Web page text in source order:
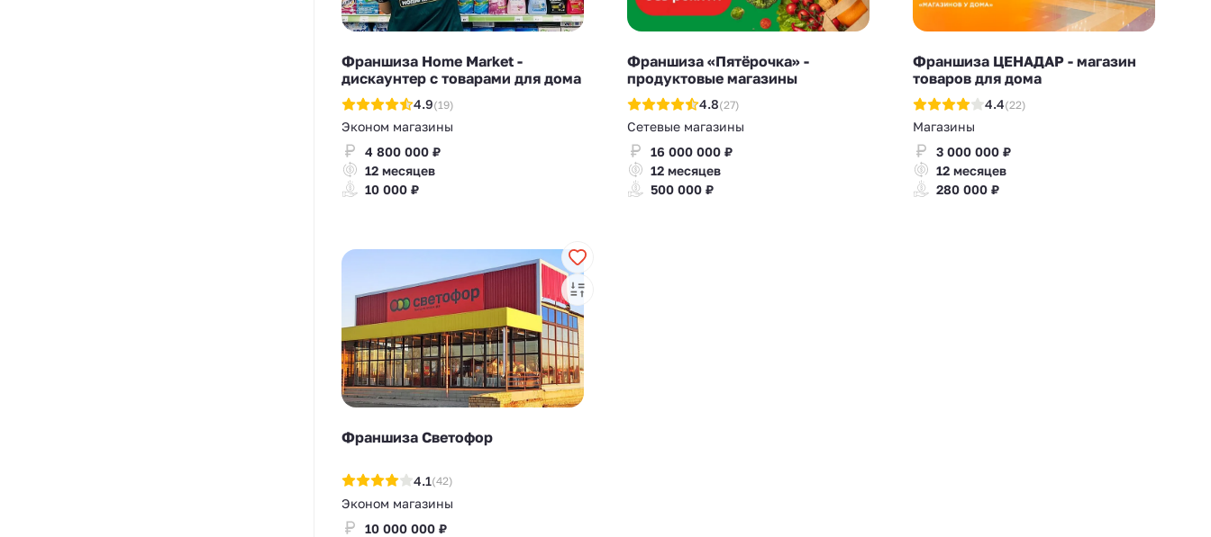
Франшиза Home Market -
дискаунтер с товарами для дома
4.9(19)
Эконом магазины
4 800 000 ₽
12 месяцев
10 000 ₽
Франшиза «Пятёрочка» -
продуктовые магазины
4.8(27)
Сетевые магазины
16 000 000 ₽
12 месяцев
500 000 ₽
Франшиза ЦЕНАДАР - магазин
товаров для дома
4.4(22)
Магазины
3 000 000 ₽
12 месяцев
280 000 ₽
Франшиза Светофор
4.1(42)
Эконом магазины
10 000 000 ₽